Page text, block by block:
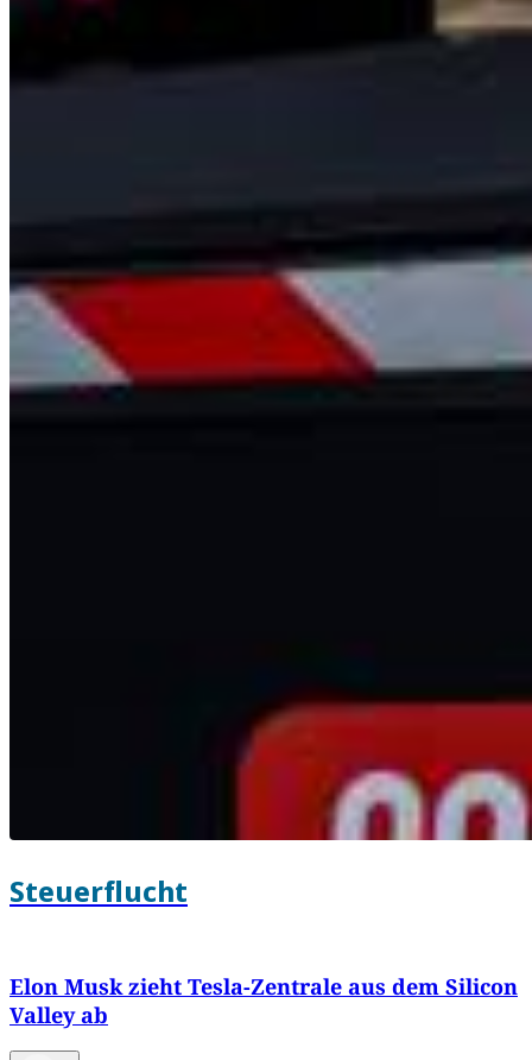
Steuerflucht
Elon Musk zieht Tesla-Zentrale aus dem Silicon
Valley ab